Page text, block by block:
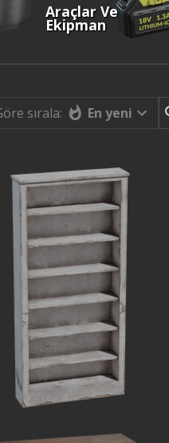
Araçlar Ve
Ekipman
sırala: En yeni